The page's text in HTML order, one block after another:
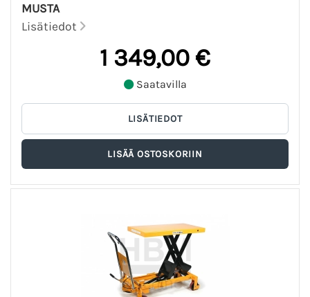
MUSTA
Lisätiedot
1 349,00 €
Saatavilla